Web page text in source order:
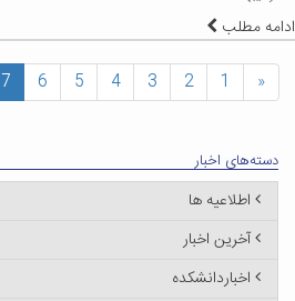
ادامه مطلب
«
1
2
3
4
5
6
7
دسته‌های اخبار
اطلاعیه ها
آخرین اخبار
اخباردانشکده